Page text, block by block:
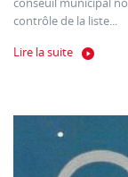
conseuil municipal
contrôle de la liste...
Lire la suite